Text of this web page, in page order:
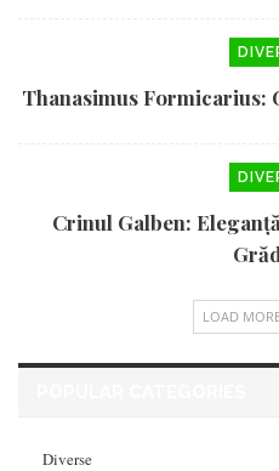
Thanasimus Formicarius:
Crinul Galben:
LOAD
Diverse